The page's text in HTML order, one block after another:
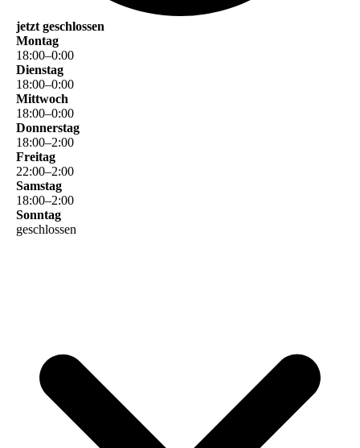
jetzt geschlossen
Montag
18:00–0:00
Dienstag
18:00–0:00
Mittwoch
18:00–0:00
Donnerstag
18:00–2:00
Freitag
22:00–2:00
Samstag
18:00–2:00
Sonntag
geschlossen